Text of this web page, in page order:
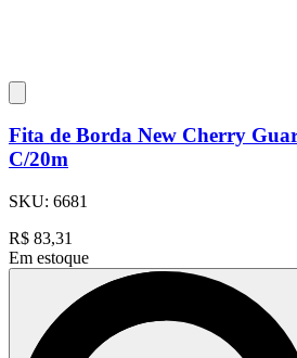
Fita de Borda New Cherry
C/20m
SKU: 6681
R$ 83,31
Em estoque